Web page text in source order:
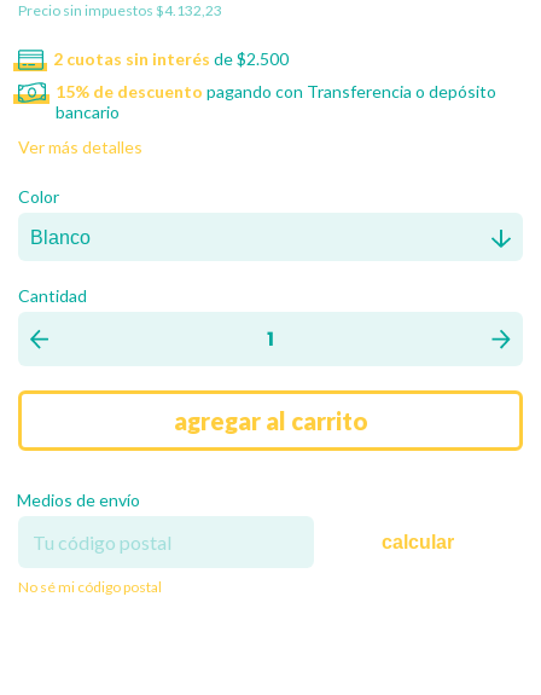
Precio sin impuestos $4.132,23
2cuotas sin interés de$2.500
15% de descuento pagando con Transferencia o depósito
bancario
Ver más detalles
Color
Cantidad
Medios de envío
calcular
No sé mi código postal